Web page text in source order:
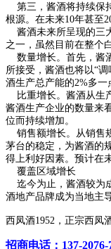
第三，酱酒将持续保
根源。在未来10年甚至
酱酒未来所呈现的三
之一，虽然目前在整个
数量增长。首先，酱
所接受，酱酒也将以“
酒生产总产能的2%多一
比重增长。酱酒从生
酱酒生产企业的数量来
位而持续增加。
销售额增长。从销售
茅台的稳定，为酱酒的
得上利好因素。预计在
覆盖区域增长
迄今为止，酱酒较为
酒地产品牌成为当地主
西凤酒1952，正宗西凤
招商电话：137-2076-